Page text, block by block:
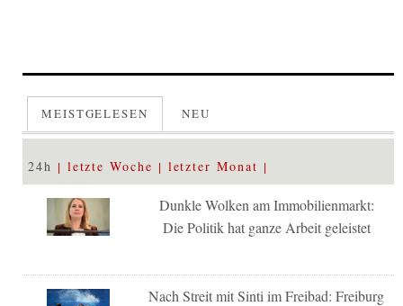
MEISTGELESEN NEU
24h letzte Woche letzter Monat
Dunkle Wolken am Immobilienmarkt:
Die Politik hat ganze Arbeit geleistet
Nach Streit mit Sinti im Freibad: Freiburg